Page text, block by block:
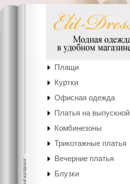
Плащи
Куртки
Офисная одежда
Платья на выпускной
Комбинезоны
Трикотажные платья
Вечерние платья
Блузки